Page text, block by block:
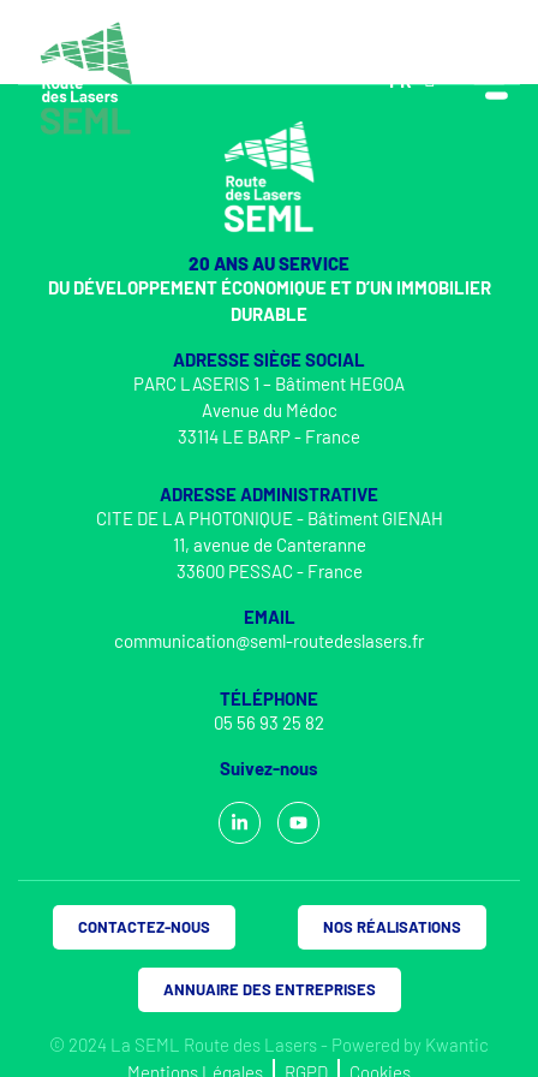
FR
EN
20 ANS AU SERVICE
DU DÉVELOPPEMENT ÉCONOMIQUE ET D’UN IMMOBILIER
DURABLE
ADRESSE SIÈGE SOCIAL
PARC LASERIS 1 – Bâtiment HEGOA
Avenue du Médoc
33114 LE BARP - France
ADRESSE ADMINISTRATIVE
CITE DE LA PHOTONIQUE - Bâtiment GIENAH
11, avenue de Canteranne
33600 PESSAC - France
EMAIL
communication@seml-routedeslasers.fr
TÉLÉPHONE
05 56 93 25 82
Suivez-nous
© 2024 La SEML Route des Lasers - Powered by Kwantic
Mentions Légales
RGPD Cookies
CONTACTEZ-NOUS NOS RÉALISATIONS
ANNUAIRE DES ENTREPRISES